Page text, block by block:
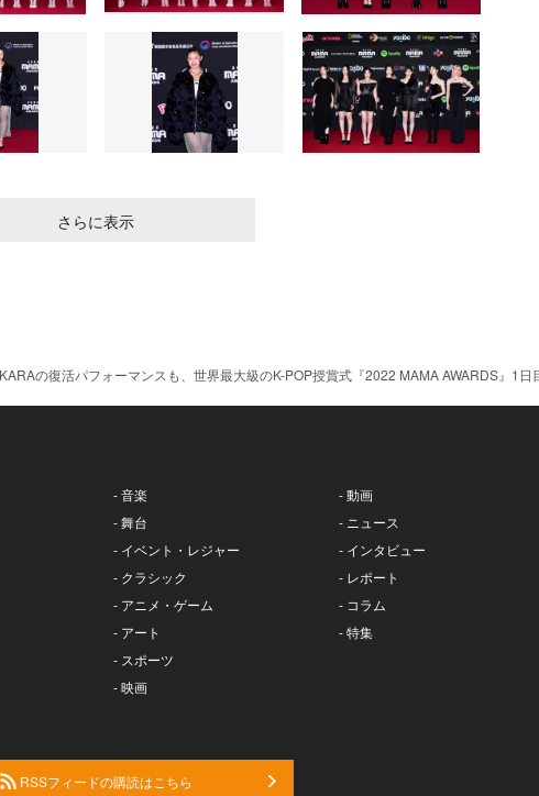
さらに表示
の復活パフォーマンスも、世界最大級のK-POP授賞式『2022 MAMA AWARDS』1日
- 音楽
- 舞台
- イベント・レジャー
- クラシック
- アニメ・ゲーム
- アート
- スポーツ
- 映画
- 動画
- ニュース
- インタビュー
- レポート
- コラム
- 特集
RSSフィードの購読はこちら